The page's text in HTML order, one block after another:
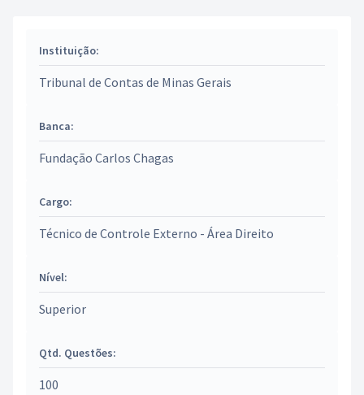
Instituição:
Tribunal de Contas de Minas Gerais
Banca:
Fundação Carlos Chagas
Cargo:
Técnico de Controle Externo - Área Direito
Nível:
Superior
Qtd. Questões:
100